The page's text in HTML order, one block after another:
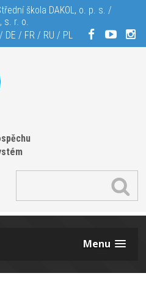
škola DAKOL, o. p. s. /
s. r. o.
/ DE / FR/ RU / PL
Menu